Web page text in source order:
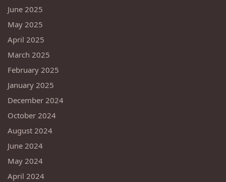
June 2025
May 2025
April 2025
March 2025
February 2025
January 2025
December 2024
October 2024
August 2024
June 2024
May 2024
April 2024